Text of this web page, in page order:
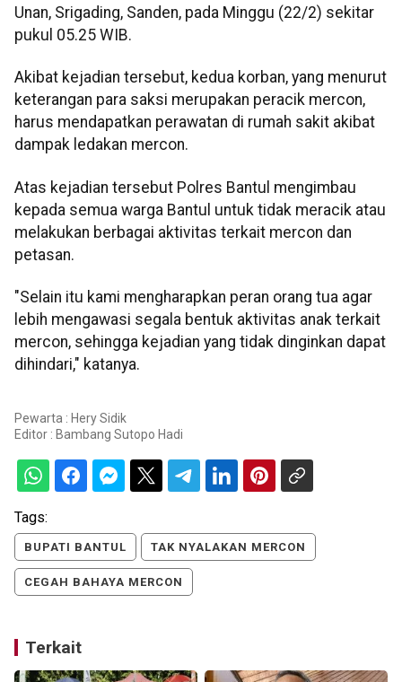
Unan, Srigading, Sanden, pada Minggu (22/2) sekitar
pukul 05.25 WIB.
Akibat kejadian tersebut, kedua korban, yang menurut
keterangan para saksi merupakan peracik mercon,
harus mendapatkan perawatan di rumah sakit akibat
dampak ledakan mercon.
Atas kejadian tersebut Polres Bantul mengimbau
kepada semua warga Bantul untuk tidak meracik atau
melakukan berbagai aktivitas terkait mercon dan
petasan.
"Selain itu kami mengharapkan peran orang tua agar
lebih mengawasi segala bentuk aktivitas anak terkait
mercon, sehingga kejadian yang tidak dinginkan dapat
dihindari," katanya.
Pewarta : Hery Sidik
Editor : Bambang Sutopo Hadi
Tags:
BUPATI BANTUL TAK NYALAKAN MERCON
CEGAH BAHAYA MERCON
Terkait